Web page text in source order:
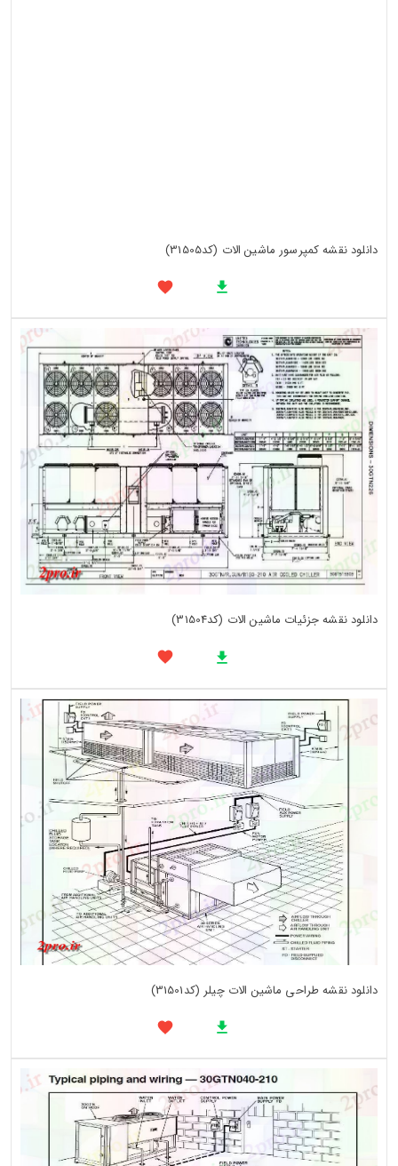
دانلود نقشه کمپرسور ماشین الات (کد31505)
دانلود نقشه جزئیات ماشین الات (کد31504)
دانلود نقشه طراحی ماشین الات چیلر (کد31501)